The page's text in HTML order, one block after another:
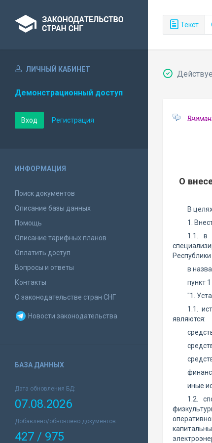
Текст
ЛИЧНЫЙ КАБИНЕТ
Демонстрационный доступ
Вход Регистрация
ИНФОРМАЦИЯ
Поиск документов
Описание базы данных
Помощь
Описание тарифных планов
Оплатить доступ
Вопросы и ответы
Контакты
О законодательстве стран СНГ
Новости законодательства
БАЗА ДАННЫХ
Дата обновления БД:
07.08.2026
Добавлено/обновлено документов:
427 / 975
О
В
1.
1.1. в
в
пункт
"1.
1.1.
являются:
иные
1.2.